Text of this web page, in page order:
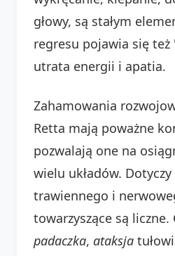
głowy, są stałym
regresu pojawia się też
utrata energii i apatia.
Zahamowania
Retta mają poważne
pozwalają one na
wielu układów.
trawiennego i
towarzyszące są
padaczka, ataksja